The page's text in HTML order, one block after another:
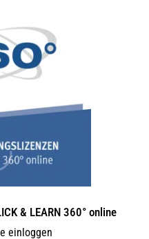
& LEARN 360° online
einloggen